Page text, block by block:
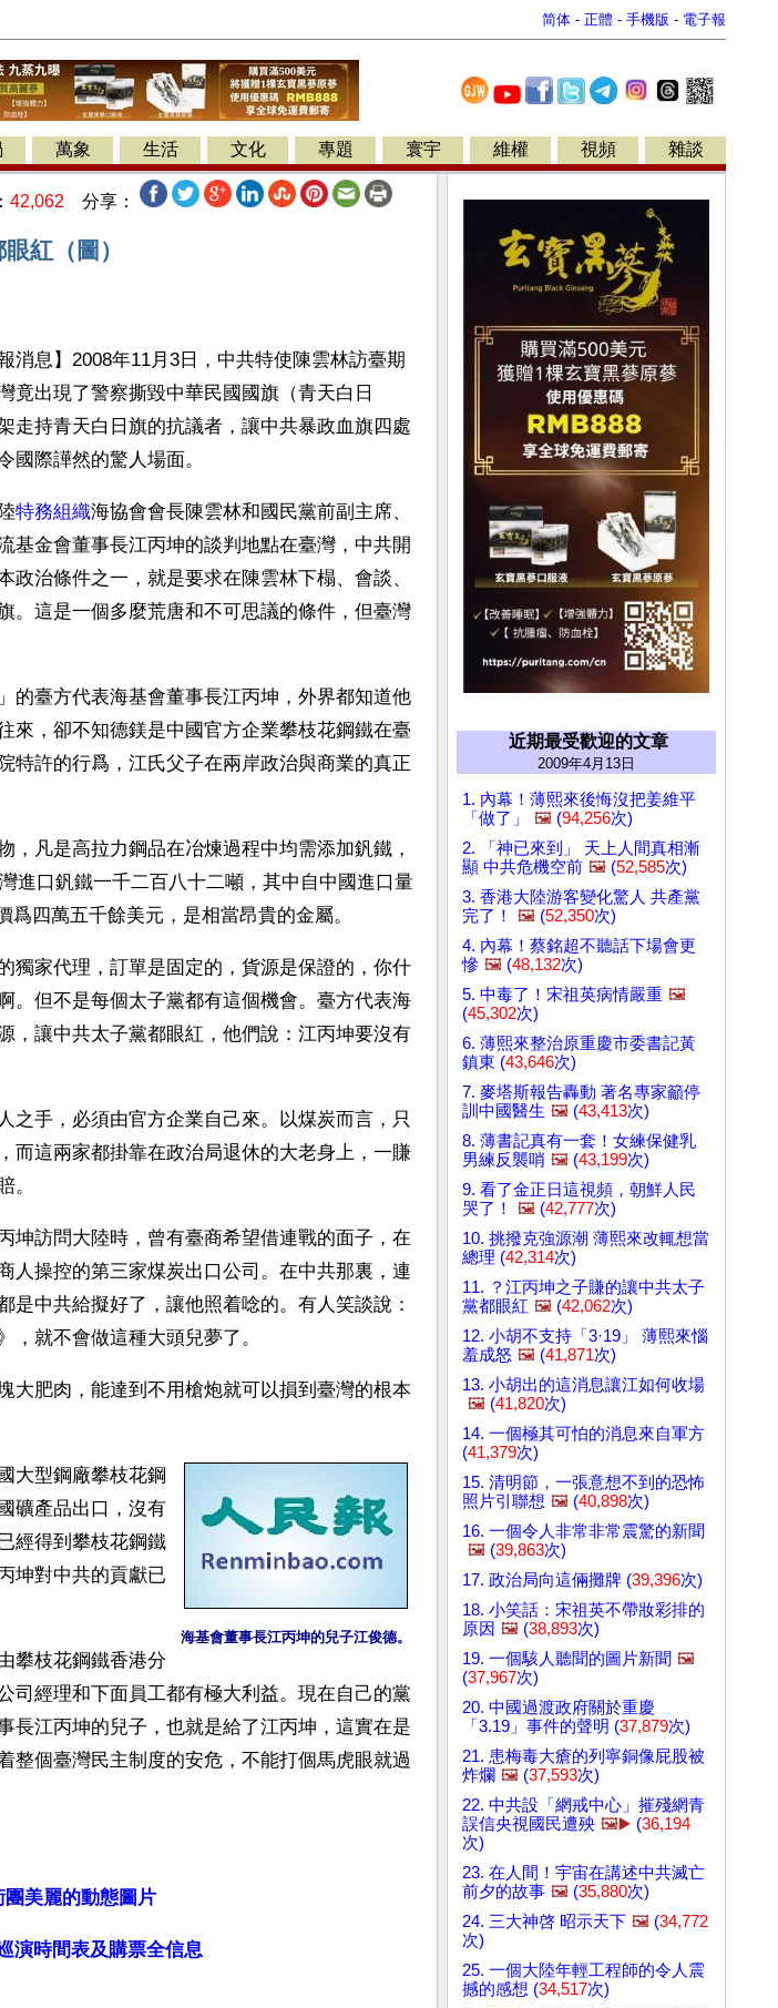
简体 - 正體 - 手機版 - 電子報
萬象 生活 文化 專題 寰宇 維權 視頻 雜談
42,062 分享：
紅（圖）
報消息】2008年11月3日，中共特使陳雲林訪臺期
竟出現了警察撕毀中華民國國旗（青天白日
走持青天白日旗的抗議者，讓中共暴政血旗四處
國際譁然的驚人場面。
特務組織海協會會長陳雲林和國民黨前副主席、
基金會董事長江丙坤的談判地點在臺灣，中共開
政治條件之一，就是要求在陳雲林下榻、會談、
。這是一個多麼荒唐和不可思議的條件，但臺灣
的臺方代表海基會董事長江丙坤，外界都知道他
來，卻不知德鎂是中國官方企業攀枝花鋼鐵在臺
特許的行爲，江氏父子在兩岸政治與商業的真正
凡是高拉力鋼品在冶煉過程中均需添加釩鐵，
進口釩鐵一千二百八十二噸，其中自中國進口量
四萬五千餘美元，是相當昂貴的金屬。
獨家代理，訂單是固定的，貨源是保證的，你什
。但不是每個太子黨都有這個機會。臺方代表海
，讓中共太子黨都眼紅，他們說：江丙坤要沒有
之手，必須由官方企業自己來。以煤炭而言，只
而這兩家都掛靠在政治局退休的大老身上，一賺
。
坤訪問大陸時，曾有臺商希望借連戰的面子，在
人操控的第三家煤炭出口公司。在中共那裏，連
中共給擬好了，讓他照着唸的。有人笑談說：
，就不會做這種大頭兒夢了。
大肥肉，能達到不用槍炮就可以損到臺灣的根本
海基會董事長江丙坤的兒子江俊德。
大型鋼廠攀枝花鋼
礦產品出口，沒有
經得到攀枝花鋼鐵
坤對中共的貢獻已
攀枝花鋼鐵香港分
司經理和下面員工都有極大利益。現在自己的黨
長江丙坤的兒子，也就是給了江丙坤，這實在是
整個臺灣民主制度的安危，不能打個馬虎眼就過
美麗的動態圖片
演時間表及購票全信息
近期最受歡迎的文章
2009年4月13日
1. 內幕！薄熙來後悔沒把姜維平
「做了」
🖼️ (94,256次)
2. 「神已來到」 天上人間真相漸
顯 中共危機空前 🖼️ (52,585次)
3. 香港大陸游客變化驚人 共產黨
完了！
🖼️ (52,350次)
4. 內幕！蔡銘超不聽話下場會更
慘 🖼️ (48,132次)
5. 中毒了！宋祖英病情嚴重 🖼️
(45,302次)
6. 薄熙來整治原重慶市委書記黃
鎮東 (43,646次)
7. 麥塔斯報告轟動 著名專家籲停
訓中國醫生 🖼️ (43,413次)
8. 薄書記真有一套！女練保健乳
男練反襲哨 🖼️ (43,199次)
9. 看了金正日這視頻，朝鮮人民
哭了！
🖼️ (42,777次)
10. 挑撥克強源潮 薄熙來改輒想當
總理 (42,314次)
11. ？江丙坤之子賺的讓中共太子
黨都眼紅 🖼️ (42,062次)
12. 小胡不支持「3·19」 薄熙來惱
羞成怒 🖼️ (41,871次)
13. 小胡出的這消息讓江如何收場
🖼️ (41,820次)
14. 一個極其可怕的消息來自軍方
(41,379次)
15. 清明節，一張意想不到的恐怖
照片引聯想 🖼️ (40,898次)
16. 一個令人非常非常震驚的新聞
🖼️ (39,863次)
17. 政治局向這倆攤牌 (39,396次)
18. 小笑話：宋祖英不帶妝彩排的
原因 🖼️ (38,893次)
19. 一個駭人聽聞的圖片新聞 🖼️
(37,967次)
20. 中國過渡政府關於重慶
「3.19」事件的聲明 (37,879次)
21. 患梅毒大瘡的列寧銅像屁股被
炸爛 🖼️ (37,593次)
22. 中共設「網戒中心」摧殘網青
誤信央視國民遭殃 🖼️▶️ (36,194
次)
23. 在人間！宇宙在講述中共滅亡
前夕的故事 🖼️ (35,880次)
24. 三大神啓 昭示天下 🖼️ (34,772
次)
25. 一個大陸年輕工程師的令人震
撼的感想 (34,517次)